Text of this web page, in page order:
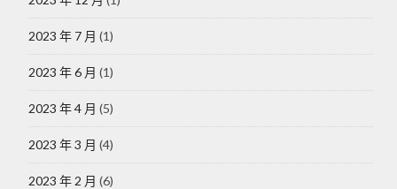
2023 年 7 月 (1)
2023 年 6 月 (1)
2023 年 4 月 (5)
2023 年 3 月 (4)
2023 年 2 月 (6)